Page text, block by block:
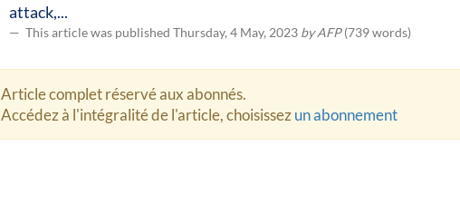
attack,...
This article was published Thursday, 4 May, 2023 by AFP(739 words)
Article complet réservé aux abonnés.
Accédez à l'intégralité de l'article, choisissezun abonnement